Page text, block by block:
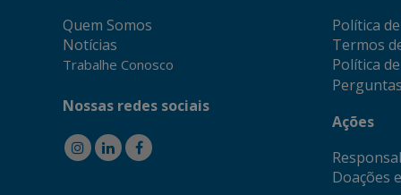
Quem Somos
Notícias
Trabalhe Conosco
Nossas redes sociais
Política
Termos
Política
Ações
Doações